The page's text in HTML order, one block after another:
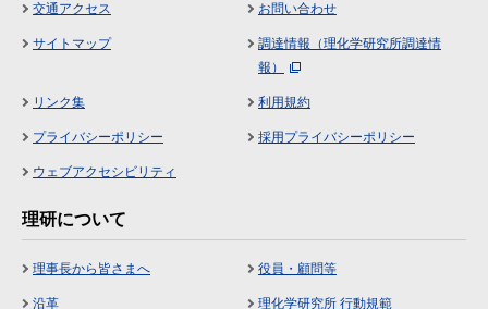
交通アクセス お問い合わせ
サイトマップ
調達情報（理化学研究所調達情
報）
リンク集 利用規約
プライバシーポリシー 採用プライバシーポリシー
ウェブアクセシビリティ
理研について
理事長から皆さまへ 役員・顧問等
沿革 理化学研究所 行動規範